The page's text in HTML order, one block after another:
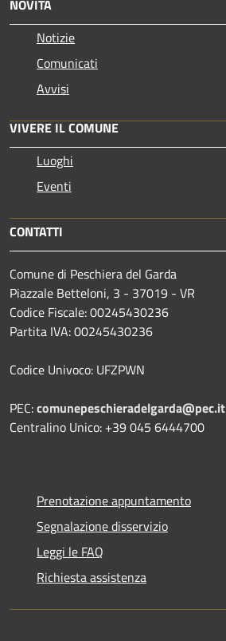
NOVITÀ
Notizie
Comunicati
Avvisi
VIVERE IL COMUNE
Luoghi
Eventi
CONTATTI
Comune di Peschiera del Garda
Piazzale Betteloni, 3 - 37019 - VR
Codice Fiscale: 00245430236
Partita IVA: 00245430236
Codice Univoco: UFZPWN
PEC:comunepeschieradelgarda@pec.it
Centralino Unico: +39 045 6444700
Prenotazione appuntamento
Segnalazione disservizio
Leggi le FAQ
Richiesta assistenza